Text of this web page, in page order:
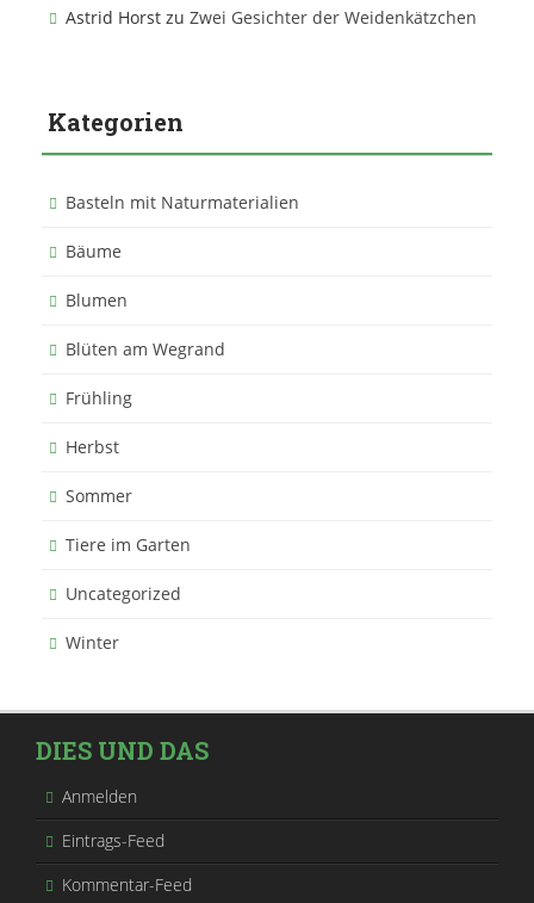
Astrid Horst zu Zwei Gesichter der Weidenkätzchen
Kategorien
Basteln mit Naturmaterialien
Bäume
Blumen
Blüten am Wegrand
Frühling
Herbst
Sommer
Tiere im Garten
Uncategorized
Winter
DIES UND DAS
Anmelden
Eintrags-Feed
Kommentar-Feed